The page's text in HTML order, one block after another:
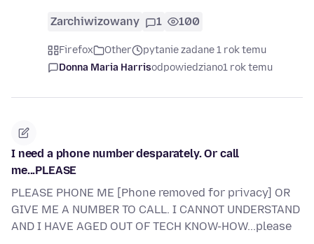
Zarchiwizowany 1 100
Firefox Other
pytanie zadane 1 rok temu
Donna Maria Harrisodpowiedziano1 rok temu
I need a phone number desparately. Or call
me...PLEASE
PLEASE PHONE ME [Phone removed for privacy] OR
GIVE ME A NUMBER TO CALL. I CANNOT UNDERSTAND
AND I HAVE AGED OUT OF TECH KNOW-HOW...please